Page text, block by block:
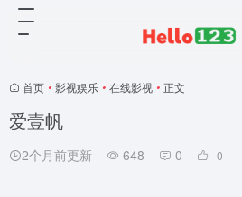
首页 • 影视娱乐 • 在线影视 • 正文
爱壹帆
2个月前更新 648 0 0